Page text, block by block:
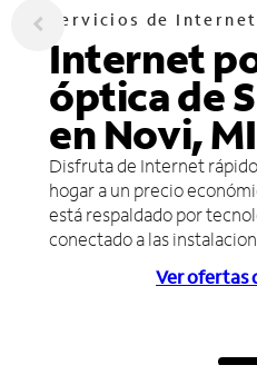
Servicios de Internet
Internet
óptica de
en Novi, MI
Disfruta de Internet
hogar a un precio
está respaldado por
conectado a las
Ver ofertas